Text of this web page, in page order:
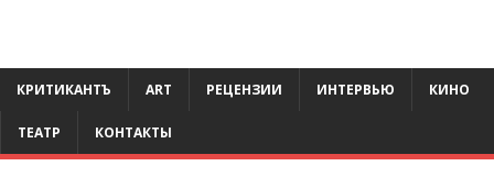
КРИТИКАНТЪ ART РЕЦЕНЗИИ ИНТЕРВЬЮ КИНО
ТЕАТР КОНТАКТЫ